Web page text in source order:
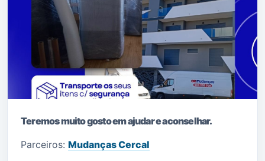
Teremos muito gosto em ajudar e aconselhar.
Parceiros: Mudanças Cercal